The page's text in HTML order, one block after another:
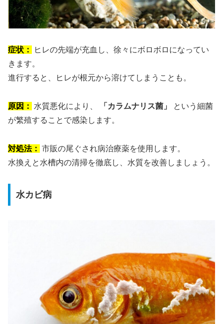
症状：
ヒレの先端が充血し、徐々にボロボロになってい
きます。
進行すると、ヒレが根元から溶けてしまうことも。
原因： 水質悪化により、 「カラムナリス菌」
という細菌
が繁殖することで感染します。
対処法： 市販の尾ぐされ病治療薬を使用します。
水換えと水槽内の清掃を徹底し、水質を改善しましょう。
水カビ病